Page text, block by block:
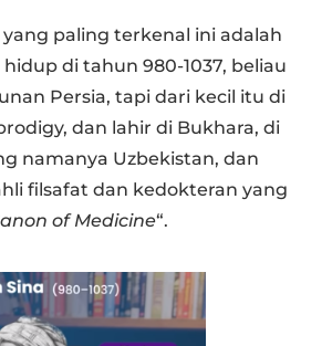
paling terkenal ini adalah
di tahun 980-1037, beliau
Persia, tapi dari kecil itu di
dan lahir di Bukhara, di
namanya Uzbekistan, dan
filsafat dan kedokteran yang
of Medicine“.